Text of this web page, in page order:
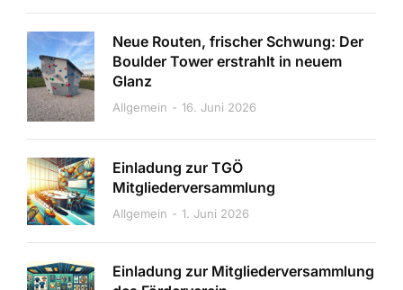
Neue Routen, frischer Schwung: Der
Boulder Tower erstrahlt in neuem
Glanz
Allgemein 16. Juni 2026
Einladung zur TGÖ
Mitgliederversammlung
Allgemein 1. Juni 2026
Einladung zur Mitgliederversammlung